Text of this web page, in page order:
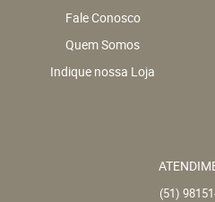
Fale Conosco
Quem Somos
Indique nossa Loja
(51)